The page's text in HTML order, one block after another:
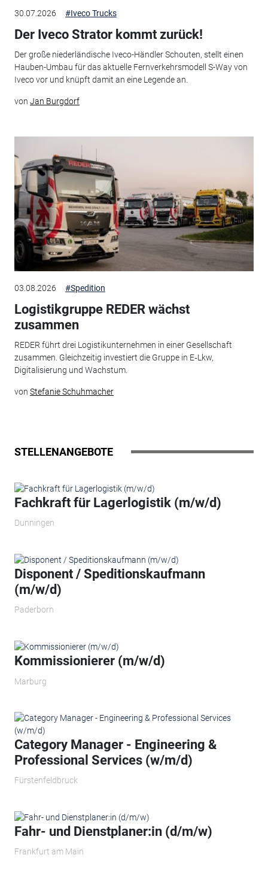
30.07.2026 #Iveco Trucks
Der Iveco Strator kommt zurück!
Der große niederländische Iveco-Händler Schouten, stellt einen
Hauben-Umbau für das aktuelle Fernverkehrsmodell S-Way von
Iveco vor und knüpft damit an eine Legende an.
von Jan Burgdorf
03.08.2026 #Spedition
Logistikgruppe REDER wächst
zusammen
REDER führt drei Logistikunternehmen in einer Gesellschaft
zusammen. Gleichzeitig investiert die Gruppe in E‑Lkw,
Digitalisierung und Wachstum.
von Stefanie Schuhmacher
STELLENANGEBOTE
Fachkraft für Lagerlogistik (m/w/d)
Dunningen
Disponent / Speditionskaufmann
(m/w/d)
Paderborn
Kommissionierer (m/w/d)
Marburg
Category Manager - Engineering &
Professional Services (w/m/d)
Fürstenfeldbruck
Fahr- und Dienstplaner:in (d/m/w)
Frankfurt am Main